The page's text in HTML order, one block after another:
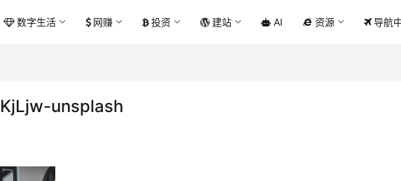
数字生活 网赚 投资 建站 AI 资源 导航
unsplash